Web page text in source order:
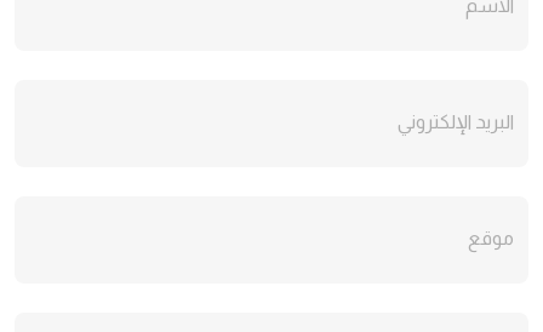
الاسم
البريد الإلكتروني
موقع